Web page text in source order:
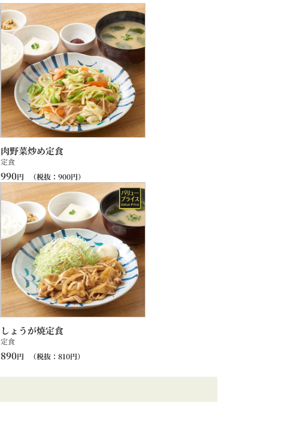
肉野菜炒め定食
定食
990円 （税抜： 900円）
しょうが焼定食
定食
890円 （税抜： 810円）